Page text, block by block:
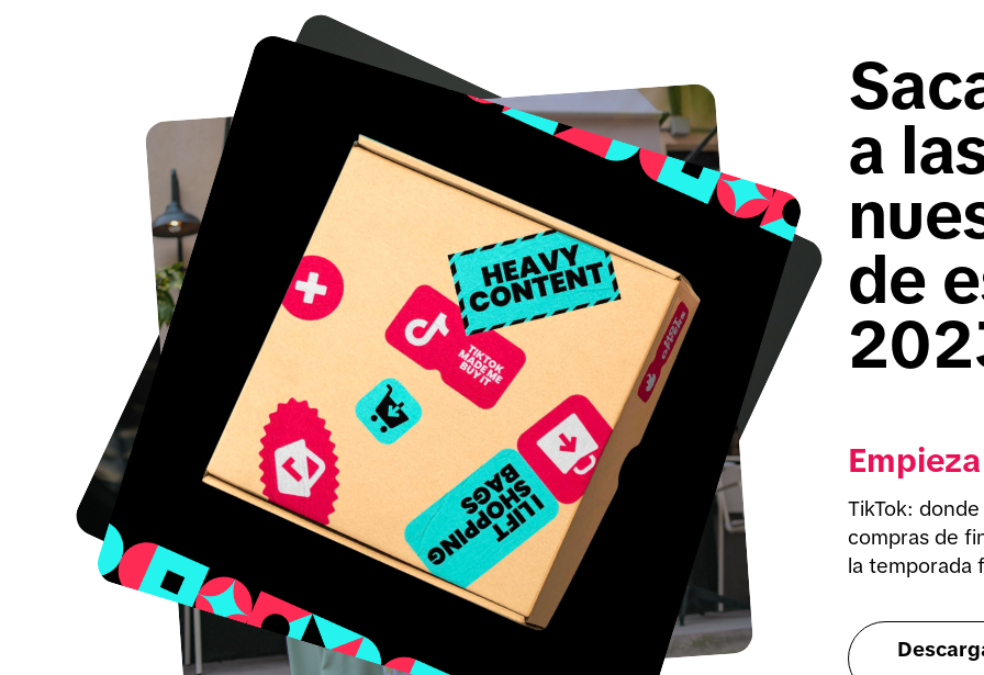
a
de
TikTok:
compras de
la temporada